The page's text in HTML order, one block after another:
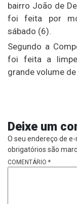
bairro João de
foi feita por
sábado (6).
Segundo a
foi feita a
grande volume
Deixe um
O seu endereço de
obrigatórios são
COMENTÁRIO *